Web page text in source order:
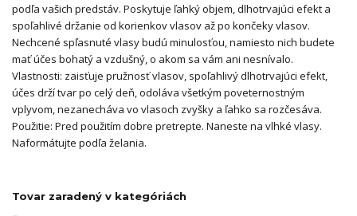
podľa vašich predstáv. Poskytuje ľahký objem, dlhotrvajúci efekt a
spoľahlivé držanie od korienkov vlasov až po končeky vlasov.
Nechcené spľasnuté vlasy budú minulosťou, namiesto nich budete
mať účes bohatý a vzdušný, o akom sa vám ani nesnívalo.
Vlastnosti: zaisťuje pružnosť vlasov, spoľahlivý dlhotrvajúci efekt,
účes drží tvar po celý deň, odoláva všetkým poveternostným
vplyvom, nezanecháva vo vlasoch zvyšky a ľahko sa rozčesáva.
Použitie: Pred použitím dobre pretrepte. Naneste na vlhké vlasy.
Naformátujte podľa želania.
Tovar zaradený v kategóriách